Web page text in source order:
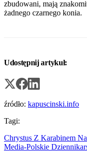
zbudowani, mają
żadnego czarnego konia.
Udostępnij artykuł:
źródło: kapuscinski.info
Tagi:
Chrystus Z Karabinem
Media-Polskie